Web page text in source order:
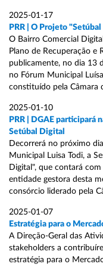
2025-01-17
PRR | O Projeto
O Bairro Comercial
Plano de Recuperação e
publicamente, no dia 13
no Fórum Municipal
constituído pela Câmara
2025-01-10
PRR | DGAE participará
Setúbal Digital
Decorrerá no próximo
Municipal Luisa Todi, a
Digital", que contará
entidade gestora desta
consórcio liderado pela
2025-01-07
Estratégia para o
A Direção-Geral das
stakeholders a
estratégia para o